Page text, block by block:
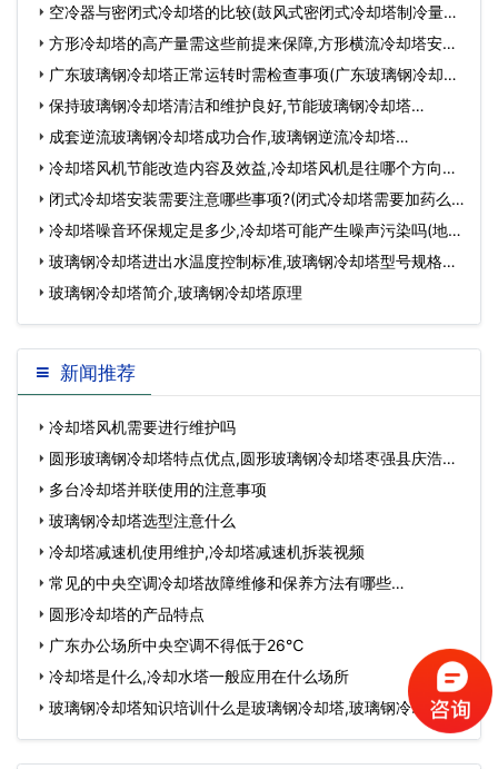
空冷器与密闭式冷却塔的比较(鼓风式密闭式冷却塔制冷量是
多少)…
方形冷却塔的高产量需这些前提来保障,方形横流冷却塔安装
视频…
广东玻璃钢冷却塔正常运转时需检查事项(广东玻璃钢冷却塔
供应)…
保持玻璃钢冷却塔清洁和维护良好,节能玻璃钢冷却塔…
成套逆流玻璃钢冷却塔成功合作,玻璃钢逆流冷却塔…
冷却塔风机节能改造内容及效益,冷却塔风机是往哪个方向
吹…闭式冷却塔安装需要注意哪些事项?(闭式冷却塔需要加药么)
… 冷却塔噪音环保规定是多少,冷却塔可能产生噪声污染吗(地铁
冷却塔噪音…
玻璃钢冷却塔进出水温度控制标准,玻璃钢冷却塔型号规格…
玻璃钢冷却塔简介,玻璃钢冷却塔原理
新闻推荐
冷却塔风机需要进行维护吗
圆形玻璃钢冷却塔特点优点,圆形玻璃钢冷却塔枣强县庆浩环
保设备加工厂…
多台冷却塔并联使用的注意事项
玻璃钢冷却塔选型注意什么
冷却塔减速机使用维护,冷却塔减速机拆装视频
常见的中央空调冷却塔故障维修和保养方法有哪些…
圆形冷却塔的产品特点
广东办公场所中央空调不得低于26℃
冷却塔是什么,冷却水塔一般应用在什么场所
玻璃钢冷却塔知识培训什么是玻璃钢冷却塔,玻璃钢冷却塔参
数…